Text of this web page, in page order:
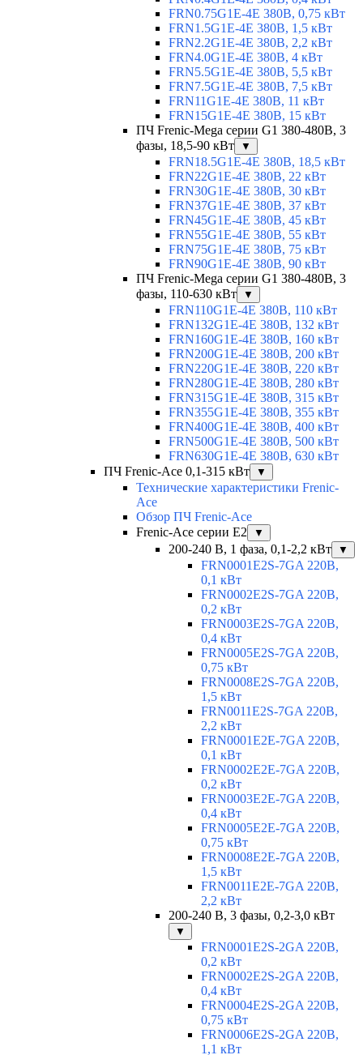
FRN0.75G1E-4E 380В, 0,75 кВт
FRN1.5G1E-4E 380В, 1,5 кВт
FRN2.2G1E-4E 380В, 2,2 кВт
FRN4.0G1E-4E 380В, 4 кВт
FRN5.5G1E-4E 380В, 5,5 кВт
FRN7.5G1E-4E 380В, 7,5 кВт
FRN11G1E-4E 380В, 11 кВт
FRN15G1E-4E 380В, 15 кВт
ПЧ Frenic-Mega серии G1 380-480В, 3
фазы, 18,5-90 кВт
▼
FRN18.5G1E-4E 380В, 18,5 кВт
FRN22G1E-4E 380В, 22 кВт
FRN30G1E-4E 380В, 30 кВт
FRN37G1E-4E 380В, 37 кВт
FRN45G1E-4E 380В, 45 кВт
FRN55G1E-4E 380В, 55 кВт
FRN75G1E-4E 380В, 75 кВт
FRN90G1E-4E 380В, 90 кВт
ПЧ Frenic-Mega серии G1 380-480В, 3
фазы, 110-630 кВт
▼
FRN110G1E-4E 380В, 110 кВт
FRN132G1E-4E 380В, 132 кВт
FRN160G1E-4E 380В, 160 кВт
FRN200G1E-4E 380В, 200 кВт
FRN220G1E-4E 380В, 220 кВт
FRN280G1E-4E 380В, 280 кВт
FRN315G1E-4E 380В, 315 кВт
FRN355G1E-4E 380В, 355 кВт
FRN400G1E-4E 380В, 400 кВт
FRN500G1E-4E 380В, 500 кВт
FRN630G1E-4E 380В, 630 кВт
ПЧ Frenic-Ace 0,1-315 кВт
▼
Технические характеристики Frenic-
Ace
Обзор ПЧ Frenic-Ace
Frenic-Ace серии E2
▼
200-240 В, 1 фаза, 0,1-2,2 кВт ▼
FRN0001E2S-7GA 220В,
0,1 кВт
FRN0002E2S-7GA 220В,
0,2 кВт
FRN0003E2S-7GA 220В,
0,4 кВт
FRN0005E2S-7GA 220В,
0,75 кВт
FRN0008E2S-7GA 220В,
1,5 кВт
FRN0011E2S-7GA 220В,
2,2 кВт
FRN0001E2E-7GA 220В,
0,1 кВт
FRN0002E2E-7GA 220В,
0,2 кВт
FRN0003E2E-7GA 220В,
0,4 кВт
FRN0005E2E-7GA 220В,
0,75 кВт
FRN0008E2E-7GA 220В,
1,5 кВт
FRN0011E2E-7GA 220В,
2,2 кВт
200-240 В, 3 фазы, 0,2-3,0 кВт
▼
FRN0001E2S-2GA 220В,
0,2 кВт
FRN0002E2S-2GA 220В,
0,4 кВт
FRN0004E2S-2GA 220В,
0,75 кВт
FRN0006E2S-2GA 220В,
1,1 кВт